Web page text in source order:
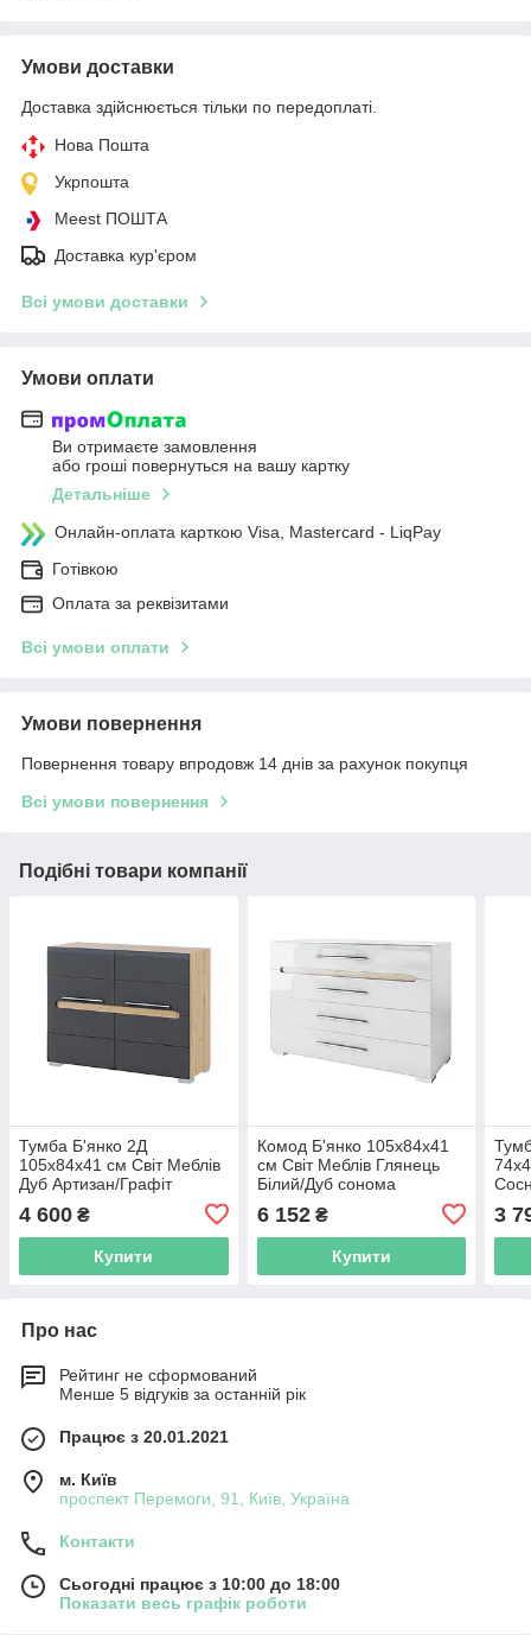
Умови доставки
Доставка здійснюється тільки по передоплаті.
Нова Пошта
Укрпошта
Meest ПОШТА
Доставка кур'єром
Всі умови доставки
Умови оплати
Ви отримаєте замовлення
або гроші повернуться на вашу картку
Детальніше
Онлайн-оплата карткою Visa, Mastercard - LiqPay
Готівкою
Оплата за реквізитами
Всі умови оплати
Умови повернення
Повернення товару впродовж 14 днів за рахунок покупця
Всі умови повернення
Подібні товари компанії
Тумба Б'янко 2Д
105х84х41 см Світ Меблів
Дуб Артизан/Графіт
4 600 ₴
Купити
Комод Б'янко 105х84х41
см Світ Меблів Глянець
Білий/Дуб сонома
6 152₴
Купити
3
Про нас
Рейтинг не сформований
Менше 5 відгуків за останній рік
Працює з 20.01.2021
м. Київ
проспект Перемоги, 91, Київ, Україна
Контакти
Сьогодні працює з 10:00 до 18:00
Показати весь графік роботи